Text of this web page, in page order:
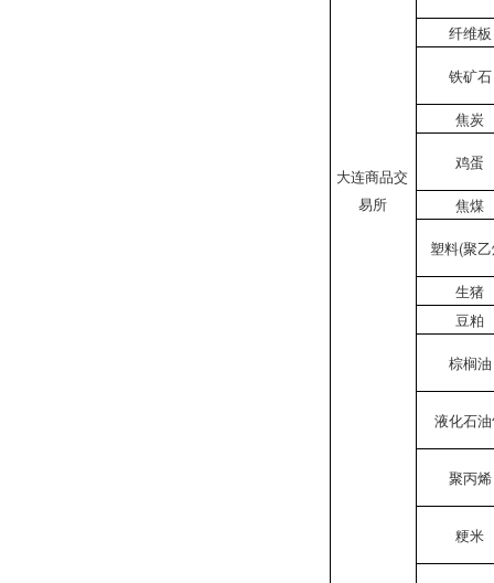
大连商品交
易所
纤维板
铁矿石
焦炭
鸡蛋
焦煤
塑料(聚
生猪
豆粕
棕榈油
液化石
聚丙烯
粳米